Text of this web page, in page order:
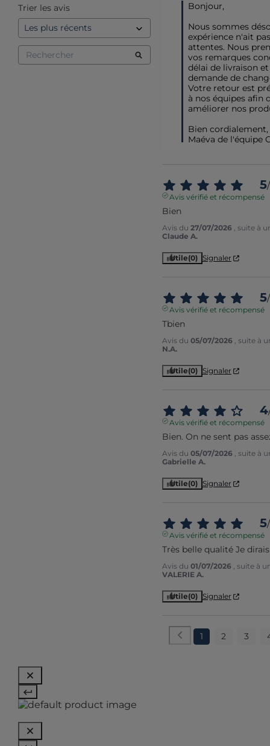
Trier les avis
Bonjour,
Nous sommes
expérience n'ait
attentes. Nous
vos remarques
délai de livraison
demande de
Votre retour est
à nos équipes afin
améliorer nos
Bien cordialement,
Maéva de l'équipe
5/
Avis vérifié et récompensé
Bien
Avis du 27/07/2026 , suite à
Claude A.
Utile(0) Signaler
5/
Avis vérifié et récompensé
Tbien
Avis du 05/07/2026 , suite à
N.A.
Utile(0) Signaler
4
Avis vérifié et récompensé
Bien. On ne sent pas
Avis du 05/07/2026 , suite à
Gabrielle A.
Utile(0) Signaler
5/
Avis vérifié et récompensé
Très belle qualité Je
Avis du 01/07/2026 , suite à
VALERIE A.
Utile(0) Signaler
1 2 3